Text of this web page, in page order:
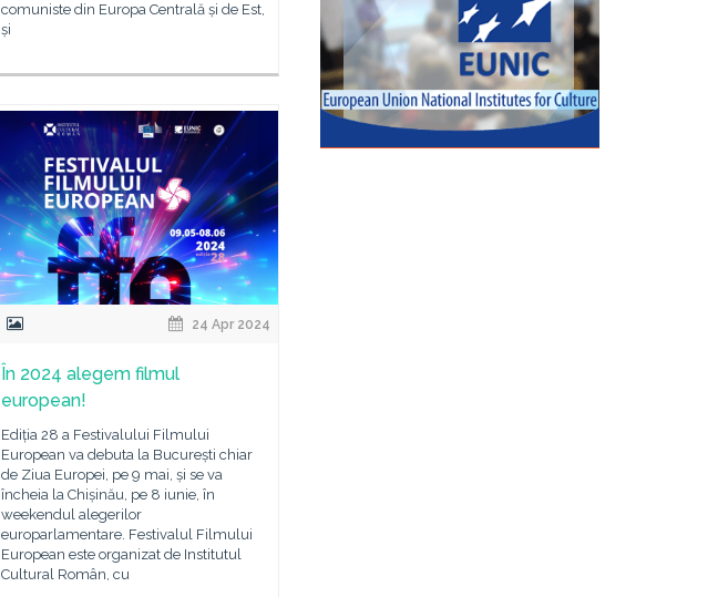
comuniste din Europa Centrală și de Est,
și
24 Apr 2024
În 2024 alegem filmul
european!
Ediția 28 a Festivalului Filmului
European va debuta la București chiar
de Ziua Europei, pe 9 mai, și se va
încheia la Chișinău, pe 8 iunie, în
weekendul alegerilor
europarlamentare. Festivalul Filmului
European este organizat de Institutul
Cultural Român, cu